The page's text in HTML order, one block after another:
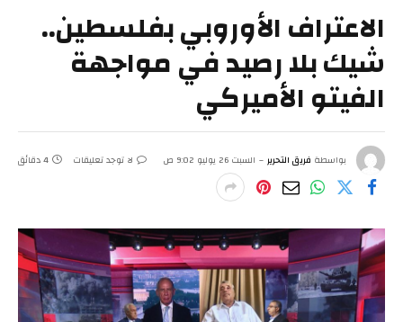
الاعتراف الأوروبي بفلسطين..
شيك بلا رصيد في مواجهة
الفيتو الأميركي
بواسطة فريق التحرير السبت 26 يوليو 9:02 ص لا توجد تعليقات 4 دقائق